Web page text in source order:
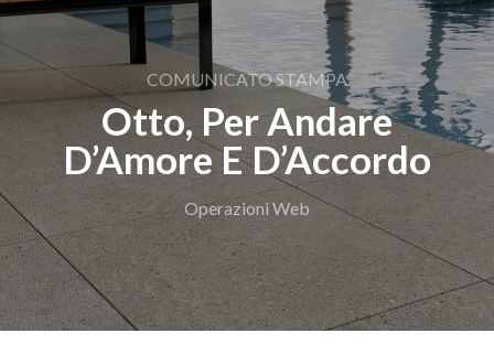
COMUNICATO STAMPA
Otto, Per Andare
D’Amore E D’Accordo
Operazioni Web